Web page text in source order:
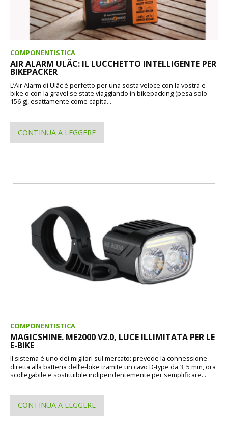
COMPONENTISTICA
AIR ALARM ULÄC: IL LUCCHETTO INTELLIGENTE PER
BIKEPACKER
L’Air Alarm di Uläc è perfetto per una sosta veloce con la vostra e-
bike o con la gravel se state viaggiando in bikepacking (pesa solo
156 g), esattamente come capita...
CONTINUA A LEGGERE
COMPONENTISTICA
MAGICSHINE. ME2000 V2.0, LUCE ILLIMITATA PER LE
E-BIKE
Il sistema è uno dei migliori sul mercato: prevede la connessione
diretta alla batteria dell’e-bike tramite un cavo D-type da 3, 5 mm, ora
scollegabile e sostituibile indipendentemente per semplificare...
CONTINUA A LEGGERE